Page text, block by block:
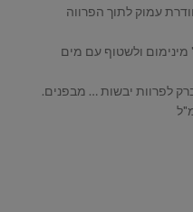
עמוק לתוך הפרווה
על הפרווה בין 15-20 דק' מינימום ולשטוף עם מים
לפרוות יבשות … מבפנים.